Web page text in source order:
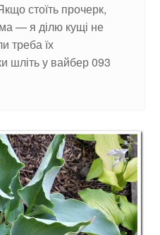
стоїть прочерк,
— я ділю кущі не
треба їх
шліть у вайбер 093